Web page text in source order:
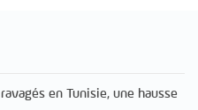
en Tunisie, une hausse